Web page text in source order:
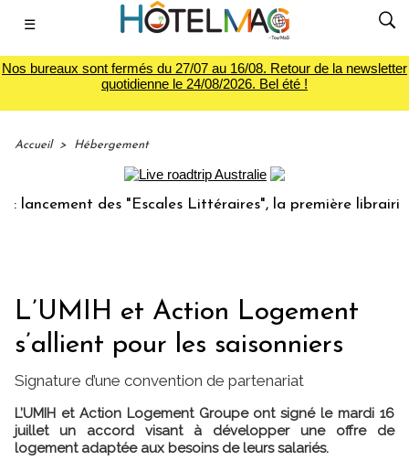
☰
Nos bureaux sont fermés du 27/07 au 16/08. Retour de la newsletter
quotidienne le 24/08/2026. Bel été !
Accueil > Hébergement
des "Escales Littéraires", la première librairie du
L’UMIH et Action Logement
s’allient pour les saisonniers
Signature d’une convention de partenariat
L’UMIH et Action Logement Groupe ont signé le mardi 16
juillet un accord visant à développer une offre de
logement adaptée aux besoins de leurs salariés.